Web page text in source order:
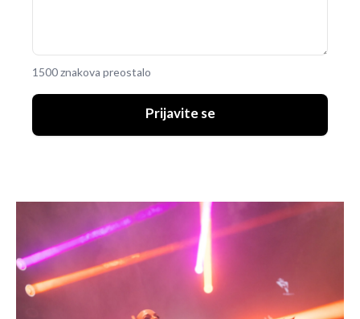
1500 znakova preostalo
Prijavite se